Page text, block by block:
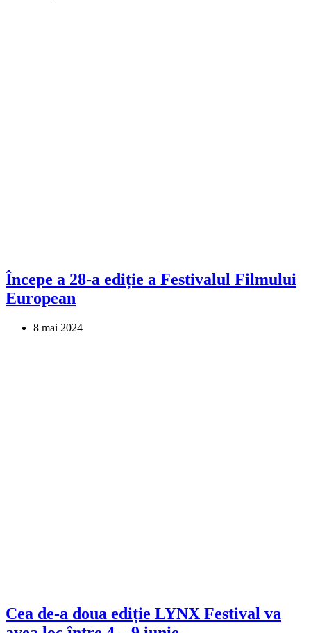
Începe a 28-a ediție a Festivalul Filmului
European
8 mai 2024
Cea de-a doua ediție LYNX Festival va